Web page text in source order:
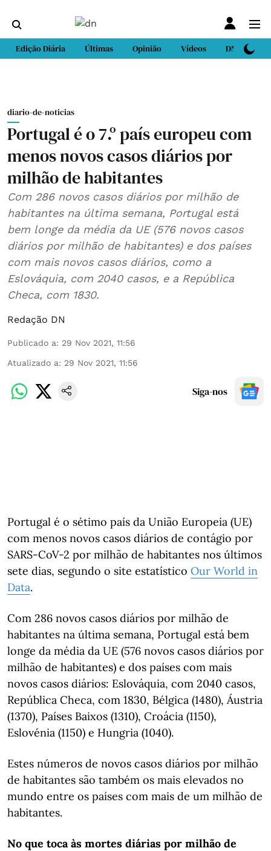
Edição Diária Últimas Opinião Vídeos DN Sport
diario-de-noticias
Portugal é o 7.º país europeu com
menos novos casos diários por
milhão de habitantes
Com 286 novos casos diários por milhão de
habitantes na última semana, Portugal está
bem longe da média da UE (576 novos casos
diários por milhão de habitantes) e dos países
com mais novos casos diários, como a
Eslováquia, com 2040 casos, e a República
Checa, com 1830.
Redação DN
Publicado a: 29 Nov 2021, 11:56
Atualizado a: 29 Nov 2021, 11:56
Siga-nos
Portugal é o sétimo país da União Europeia (UE)
com menos novos casos diários de contágio por
SARS-CoV-2 por milhão de habitantes nos últimos
sete dias, segundo o site estatístico Our World in
Data.
Com 286 novos casos diários por milhão de
habitantes na última semana, Portugal está bem
longe da média da UE (576 novos casos diários por
milhão de habitantes) e dos países com mais
novos casos diários: Eslováquia, com 2040 casos,
República Checa, com 1830, Bélgica (1480), Áustria
(1370), Países Baixos (1310), Croácia (1150),
Eslovénia (1150) e Hungria (1040).
Estes números de novos casos diários por milhão
de habitantes são também os mais elevados no
mundo entre os países com mais de um milhão de
habitantes.
No que toca às mortes diárias por milhão de